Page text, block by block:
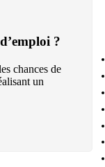
?
chances de
un